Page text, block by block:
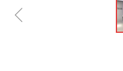
ꁆ